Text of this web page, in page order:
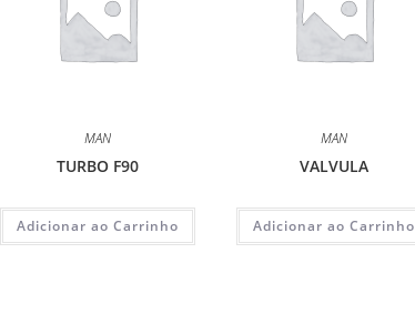
MAN
TURBO F90
Adicionar ao Carrinho
MAN
VALVULA
Adicionar ao Carrinho